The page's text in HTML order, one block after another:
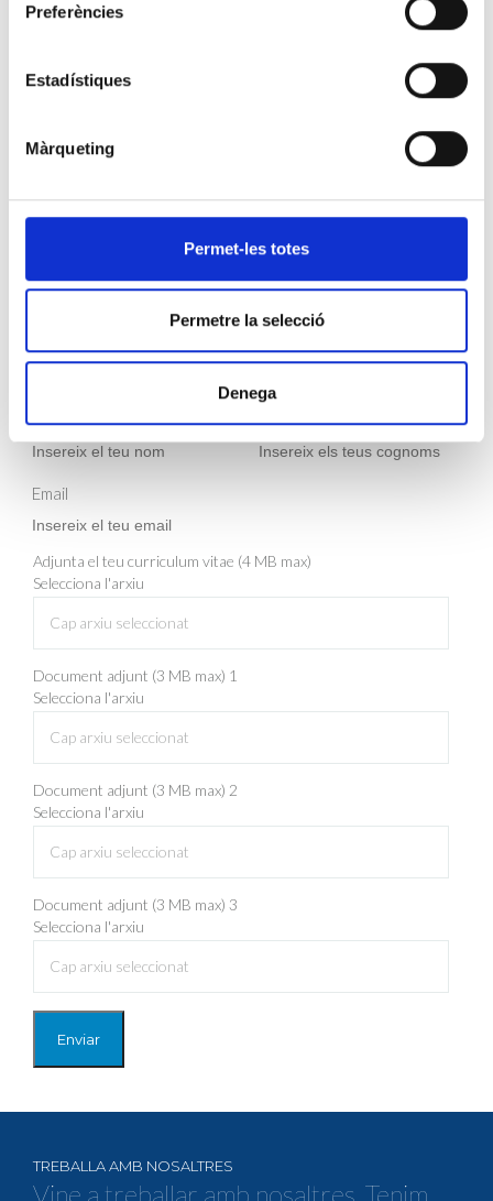
Preferències
Estadístiques
Màrqueting
Permet-les totes
Permetre la selecció
Denega
FASE II ADMESOS CONVOCATÒRIA EXTERNA 2 LLOCS DE
TREBALL DE TÈCNIC ESPECIALISTA DE LABORATORI
DIAGNÒSTIC CLÍNIC
DESCARREGAR ARXIU
Nom Cognom
Email
Adjunta el teu curriculum vitae (4 MB max)
Selecciona l'arxiu
Cap arxiu seleccionat
Document adjunt (3 MB max) 1
Selecciona l'arxiu
Cap arxiu seleccionat
Document adjunt (3 MB max) 2
Selecciona l'arxiu
Cap arxiu seleccionat
Document adjunt (3 MB max) 3
Selecciona l'arxiu
Cap arxiu seleccionat
Enviar
TREBALLA AMB NOSALTRES
Vine a treballar amb nosaltres. Tenim